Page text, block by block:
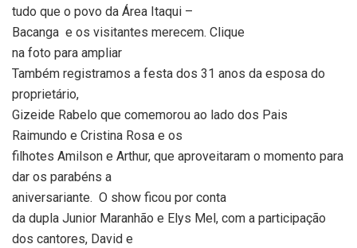
tudo que o povo da Área Itaqui –
Bacanga e os visitantes merecem. Clique
na foto para ampliar
Também registramos a festa dos 31 anos da esposa do
proprietário,
Gizeide Rabelo que comemorou ao lado dos Pais
Raimundo e Cristina Rosa e os
filhotes Amilson e Arthur, que aproveitaram o momento para
dar os parabéns a
aniversariante. O show ficou por conta
da dupla Junior Maranhão e Elys Mel, com a participação
dos cantores, David e